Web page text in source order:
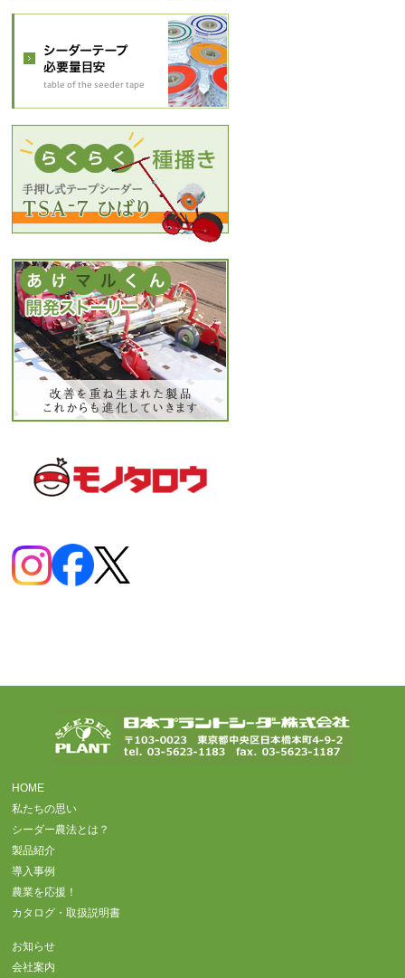
HOME
私たちの思い
シーダー農法とは？
製品紹介
導入事例
農業を応援！
カタログ・取扱説明書
お知らせ
会社案内